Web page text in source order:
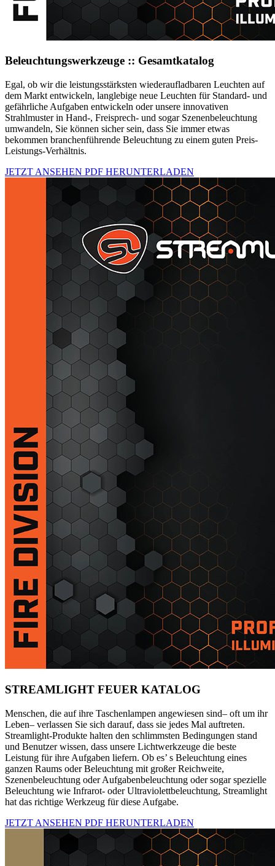
Beleuchtungswerkzeuge :: Gesamtkatalog
Egal, ob wir die leistungsstärksten wiederaufladbaren Leuchten auf
dem Markt entwickeln, langlebige neue Leuchten für Standard- und
gefährliche Aufgaben entwickeln oder unsere innovativen
Strahlmuster in Hand-, Freisprech- und sogar Szenenbeleuchtung
umwandeln, Sie können sicher sein, dass Sie immer etwas
bekommen branchenführende Beleuchtung zu einem guten Preis-
Leistungs-Verhältnis.
JETZT ANSEHEN PDF HERUNTERLADEN
STREAMLIGHT FEUER KATALOG
Menschen, die auf ihre Taschenlampen angewiesen sind– oft um ihr
Leben– verlassen Sie sich darauf, dass sie jedes Mal auftreten.
Streamlight-Produkte halten den schlimmsten Bedingungen stand
und Benutzer wissen, dass unsere Lichtwerkzeuge die beste
Leistung für ihre Aufgaben liefern. Ob es’ s Beleuchtung eines
ganzen Raums oder Beleuchtung mit großer Reichweite,
Szenenbeleuchtung oder Aufgabenbeleuchtung oder sogar spezielle
Beleuchtung wie Infrarot- oder Ultraviolettbeleuchtung, Streamlight
hat das richtige Werkzeug für diese Aufgabe.
JETZT ANSEHEN PDF HERUNTERLADEN